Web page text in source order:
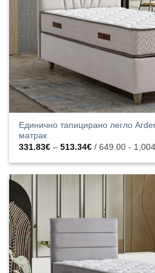
Единично тапицирано легло
матрак
331.83€ – 513.34€Price
331.83€
/ 649.00 -